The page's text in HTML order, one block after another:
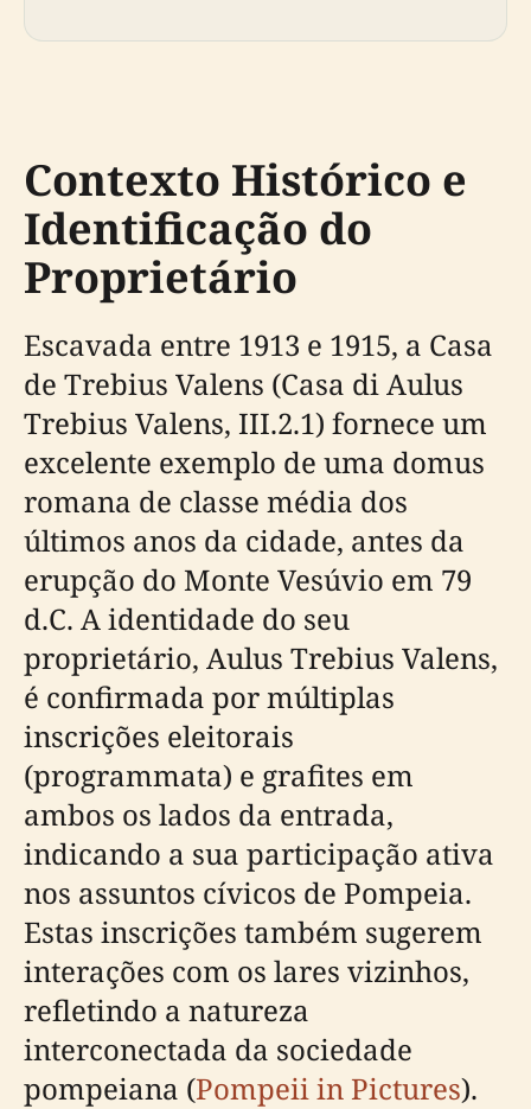
Contexto Histórico e
Identificação do
Proprietário
Escavada entre 1913 e 1915, a Casa
de Trebius Valens (Casa di Aulus
Trebius Valens, III.2.1) fornece um
excelente exemplo de uma domus
romana de classe média dos
últimos anos da cidade, antes da
erupção do Monte Vesúvio em 79
d.C. A identidade do seu
proprietário, Aulus Trebius Valens,
é confirmada por múltiplas
inscrições eleitorais
(programmata) e grafites em
ambos os lados da entrada,
indicando a sua participação ativa
nos assuntos cívicos de Pompeia.
Estas inscrições também sugerem
interações com os lares vizinhos,
refletindo a natureza
interconectada da sociedade
pompeiana (Pompeii in Pictures).